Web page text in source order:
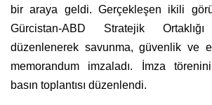
bir araya geldi. Gerçekleşen ikili
Gürcistan-ABD Stratejik
düzenlenerek savunma, güvenlik ve
memorandum imzaladı. İmza
basın toplantısı düzenlendi.